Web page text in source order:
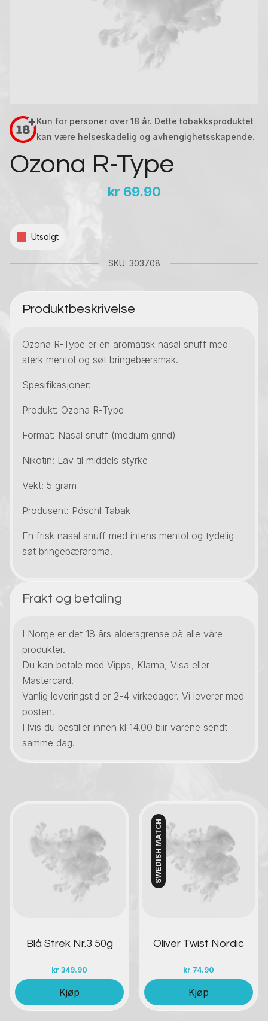
Kun for personer over 18 år. Dette tobakksproduktet
kan være helseskadelig og avhengighetsskapende.
Ozona R-Type
kr 69.90
Utsolgt
SKU: 303708
Produktbeskrivelse
Ozona R-Type er en aromatisk nasal snuff med
sterk mentol og søt bringebærsmak.
Spesifikasjoner:
Produkt: Ozona R-Type
Format: Nasal snuff (medium grind)
Nikotin: Lav til middels styrke
Vekt: 5 gram
Produsent: Pöschl Tabak
En frisk nasal snuff med intens mentol og tydelig
søt bringebæraroma.
Frakt og betaling
I Norge er det 18 års aldersgrense på alle våre
produkter.
Du kan betale med Vipps, Klarna, Visa eller
Mastercard.
Vanlig leveringstid er 2-4 virkedager. Vi leverer med
posten.
Hvis du bestiller innen kl 14.00 blir varene sendt
samme dag.
Blå Strek Nr.3 50g
kr 349.90
Kontakt oss
Kjøp
SWEDISH MATCH
Oliver Twist Nordic
kr 74.90
Kontakt oss
Kjøp